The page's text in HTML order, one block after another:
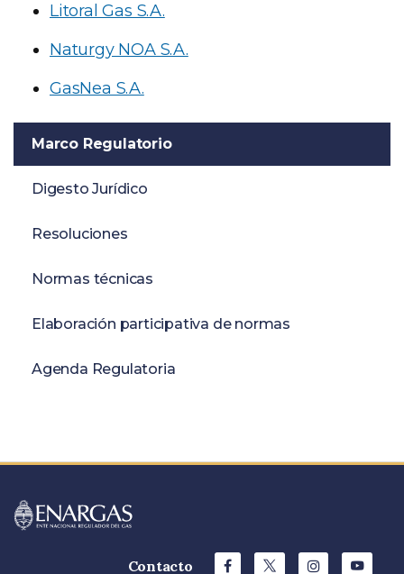
Litoral Gas S.A.
Naturgy NOA S.A.
GasNea S.A.
Marco Regulatorio
Digesto Jurídico
Resoluciones
Normas técnicas
Elaboración participativa de normas
Agenda Regulatoria
Contacto Facebook
X Instagram